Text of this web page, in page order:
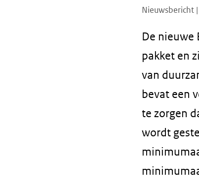
Nieuwsbericht
De nieuwe
pakket en
van
bevat een
te zorgen
wordt